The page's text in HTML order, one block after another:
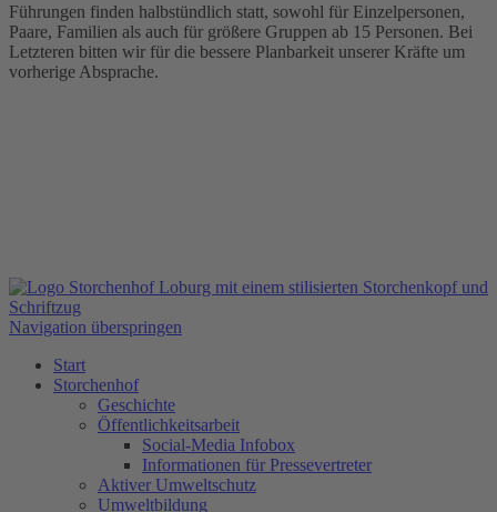
Führungen finden halbstündlich statt, sowohl für Einzelpersonen,
Paare, Familien als auch für größere Gruppen ab 15 Personen. Bei
Letzteren bitten wir für die bessere Planbarkeit unserer Kräfte um
vorherige Absprache.
Navigation überspringen
Start
Storchenhof
Geschichte
Öffentlichkeitsarbeit
Social-Media Infobox
Informationen für Pressevertreter
Aktiver Umweltschutz
Umweltbildung